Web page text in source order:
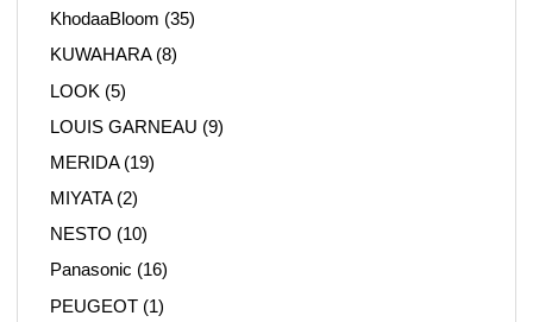
KhodaaBloom (35)
KUWAHARA(8)
LOOK (5)
LOUIS GARNEAU (9)
MERIDA(19)
MIYATA(2)
NESTO (10)
Panasonic (16)
PEUGEOT (1)